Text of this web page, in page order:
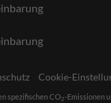
Cookie-
spezifischen CO2-Emissionen